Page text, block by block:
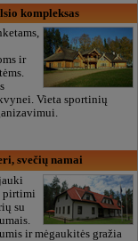
kompleksas
ir
Vieta sportinių
svečių namai
pirtimi
su
ir mėgaukitės gražia